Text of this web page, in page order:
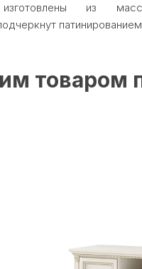
из
товаром